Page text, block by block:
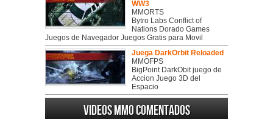
WW3
MMORTS
Bytro Labs Conflict of
Nations Dorado Games
Juegos de Navegador Juegos Gratis para Movil
Juega DarkOrbit Reloaded
MMOFPS
BigPoint DarkObit juego de
Accion Juego 3D del
Espacio
Videos MMO Comentados